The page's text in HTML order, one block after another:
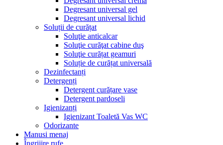
Degresant universal gel
Degresant universal lichid
Soluții de curățat
Soluţie anticalcar
Soluţie curăţat cabine duş
Soluţie curățat geamuri
Soluție de curățat universală
Dezinfectanți
Detergenți
Detergent curățare vase
Detergent pardoseli
Igienizanți
Igienizant Toaletă Vas WC
Odorizante
Manusi menaj
Îngrijire rufe